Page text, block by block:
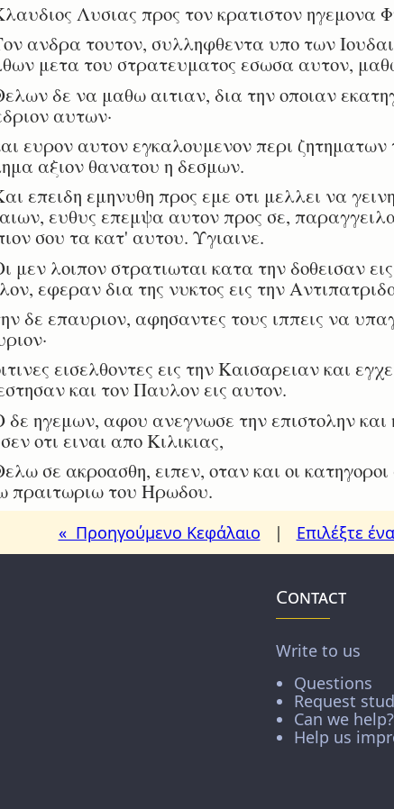
Λυσιας προς τον κρατιστον ηγεμονα
ανδρα τουτον, συλληφθεντα υπο των
μετα του στρατευματος εσωσα αυτον,
δε να μαθω αιτιαν, δια την οποιαν
αυτων·
ευρον αυτον εγκαλουμενον περι
αξιον θανατου η δεσμων.
επειδη εμηνυθη προς εμε οτι μελλει να
ευθυς επεμψα αυτον προς σε,
σου τα κατ' αυτου. Υγιαινε.
μεν λοιπον στρατιωται κατα την δοθεισαν
εφεραν δια της νυκτος εις την
δε επαυριον, αφησαντες τους ιππεις να
εισελθοντες εις την Καισαρειαν και
και τον Παυλον εις αυτον.
δε ηγεμων, αφου ανεγνωσε την επιστολην και
οτι ειναι απο Κιλικιας,
σε ακροασθη, ειπεν, οταν και οι
πραιτωριω του Ηρωδου.
« Προηγούμενο Κεφάλαιο | Επιλέξτε
Contact
Write to us
Questions
Request
Can we help?
Help us